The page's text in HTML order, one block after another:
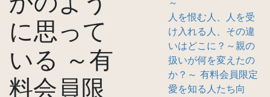
に思って
いる ～有
料会員限
～
人を恨む人、人を受
け入れる人、その違
いはどこに？～親の
扱いが何を変えたの
か？～ 有料会員限定
愛を知る人たち向